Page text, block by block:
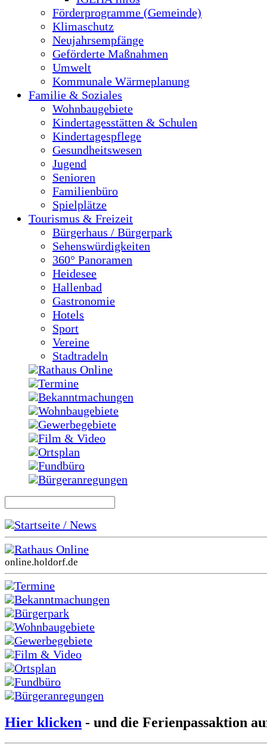
Förderprogramme (Gemeinde)
Klimaschutz
Neujahrsempfänge
Geförderte Maßnahmen
Umwelt
Kommunale Wärmeplanung
Familie & Soziales
Wohnbaugebiete
Kindertagesstätten & Schulen
Kindertagespflege
Gesundheitswesen
Jugend
Senioren
Familienbüro
Spielplätze
Tourismus & Freizeit
Bürgerhaus / Bürgerpark
Sehenswürdigkeiten
360° Panoramen
Heidesee
Hallenbad
Gastronomie
Hotels
Sport
Vereine
Stadtradeln
Rathaus Online
Termine
Bekanntmachungen
Wohnbaugebiete
Gewerbegebiete
Film & Video
Ortsplan
Fundbüro
Bürgeranregungen
Startseite / News
Rathaus Online
online.holdorf.de
Termine
Bekanntmachungen
Bürgerpark
Wohnbaugebiete
Gewerbegebiete
Film & Video
Ortsplan
Fundbüro
Bürgeranregungen
Hier klicken - und die Ferienpassaktion